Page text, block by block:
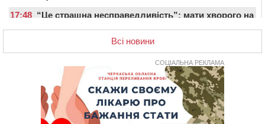
17:48 “Це страшна несправедливість”: мати хворого на
ОВА виділити кошти на дороговартісні ліки
17:15 На Уманщині судитимуть колишню очільницю відділу
освіти через закупівлю електрики за завищеною
У Черкасах провели в останню путь двох
загиблих воїнів
Всі новини
СОЦІАЛЬНА РЕКЛАМА